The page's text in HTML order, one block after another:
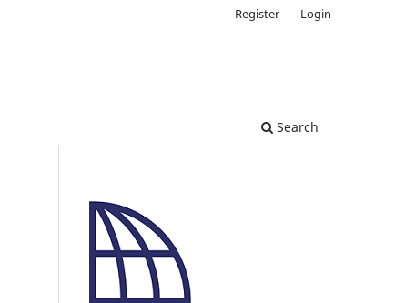
Search
Register Login